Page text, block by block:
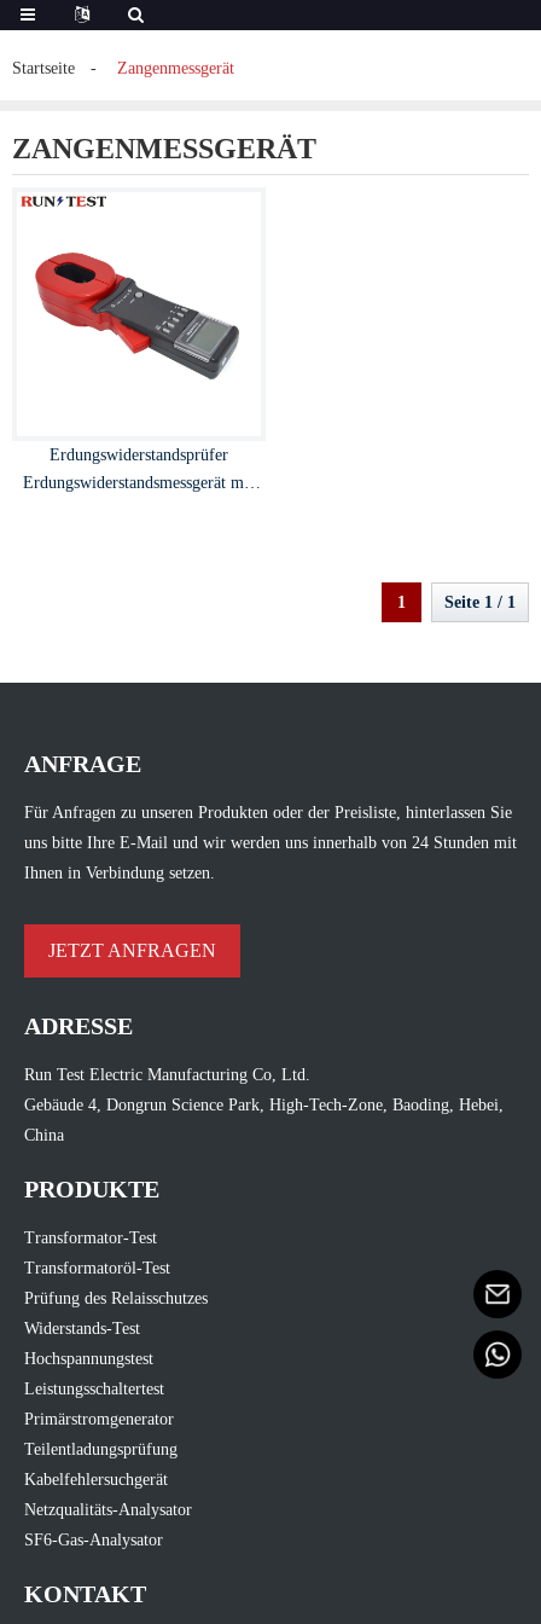
Startseite Zangenmessgerät
ZANGENMESSGERÄT
Erdungswiderstandsprüfer
Erdungswiderstandsmessgerät mit
1 Seite 1 / 1
ANFRAGE
Für Anfragen zu unseren Produkten oder der Preisliste, hinterlassen Sie
uns bitte Ihre E-Mail und wir werden uns innerhalb von 24 Stunden mit
Ihnen in Verbindung setzen.
JETZT ANFRAGEN
ADRESSE
Run Test Electric Manufacturing Co, Ltd.
Gebäude 4, Dongrun Science Park, High-Tech-Zone, Baoding, Hebei,
China
PRODUKTE
Transformator-Test
Transformatoröl-Test
Prüfung des Relaisschutzes
Widerstands-Test
Hochspannungstest
Leistungsschaltertest
Primärstromgenerator
Teilentladungsprüfung
Kabelfehlersuchgerät
Netzqualitäts-Analysator
SF6-Gas-Analysator
KONTAKT